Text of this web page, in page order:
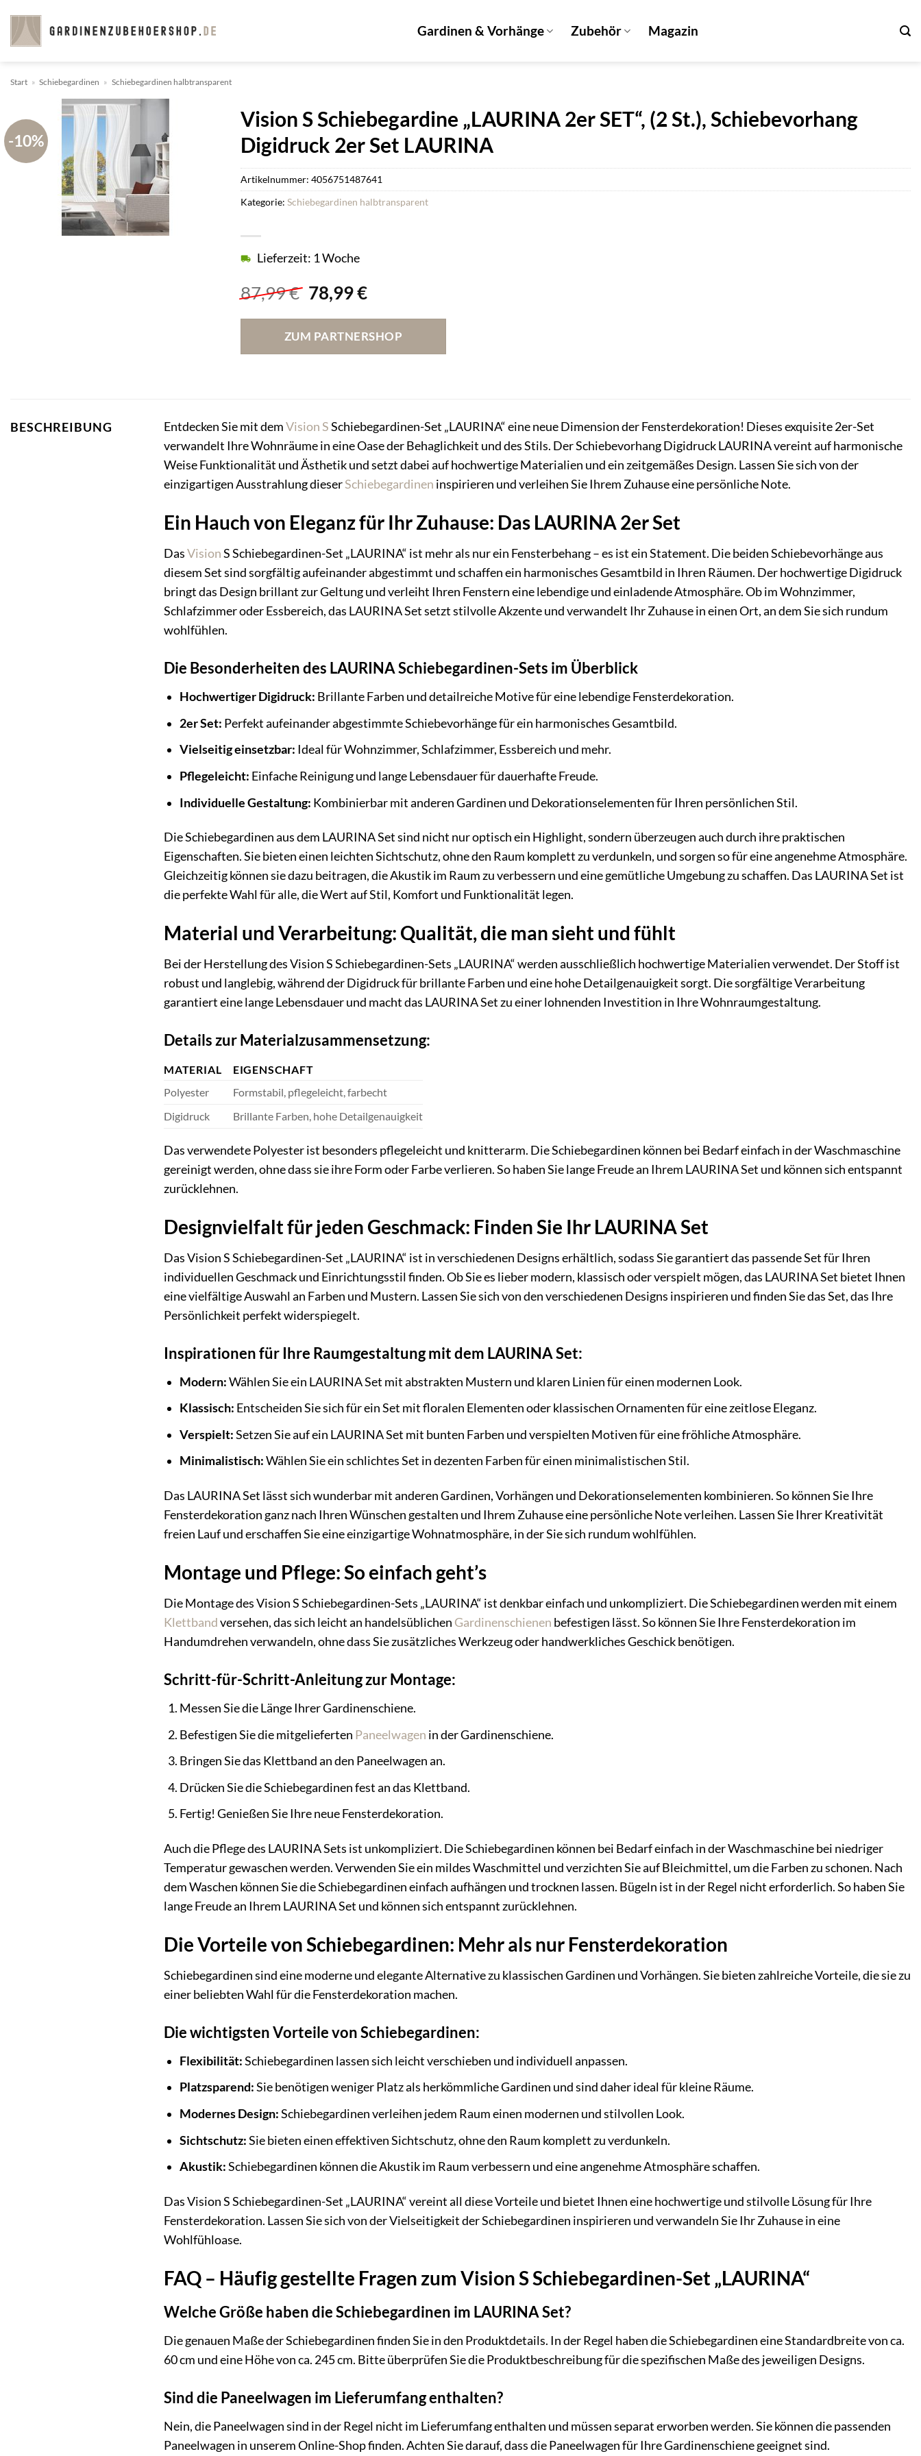
Inhalt
springen
Gardinen & Vorhänge Zubehör Magazin
Start » Schiebegardinen » Schiebegardinen halbtransparent
-10%
Vision S Schiebegardine „LAURINA 2er SET“, (2 St.), Schiebevorhang
Digidruck 2er Set LAURINA
87,99€ Ursprünglicher
Preis
war:
87,99 €
78,99€Aktueller
ist:
78,99 €.
Lieferzeit: 1 Woche
ZUM PARTNERSHOP
Artikelnummer: 4056751487641
Kategorie: Schiebegardinen halbtransparent
BESCHREIBUNG Entdecken Sie mit demVision SSchiebegardinen-Set „LAURINA“ eine neue Dimension der Fensterdekoration! Dieses exquisite 2er-Set
verwandelt Ihre Wohnräume in eine Oase der Behaglichkeit und des Stils. Der Schiebevorhang Digidruck LAURINA vereint auf harmonische
Weise Funktionalität und Ästhetik und setzt dabei auf hochwertige Materialien und ein zeitgemäßes Design. Lassen Sie sich von der
einzigartigen Ausstrahlung dieserSchiebegardinen inspirieren und verleihen Sie Ihrem Zuhause eine persönliche Note.
Ein Hauch von Eleganz für Ihr Zuhause: Das LAURINA 2er Set
DasVisionS Schiebegardinen-Set „LAURINA“ ist mehr als nur ein Fensterbehang – es ist ein Statement. Die beiden Schiebevorhänge aus
diesem Set sind sorgfältig aufeinander abgestimmt und schaffen ein harmonisches Gesamtbild in Ihren Räumen. Der hochwertige Digidruck
bringt das Design brillant zur Geltung und verleiht Ihren Fenstern eine lebendige und einladende Atmosphäre. Ob im Wohnzimmer,
Schlafzimmer oder Essbereich, das LAURINA Set setzt stilvolle Akzente und verwandelt Ihr Zuhause in einen Ort, an dem Sie sich rundum
wohlfühlen.
Die Besonderheiten des LAURINA Schiebegardinen-Sets im Überblick
Hochwertiger Digidruck: Brillante Farben und detailreiche Motive für eine lebendige Fensterdekoration.
2er Set: Perfekt aufeinander abgestimmte Schiebevorhänge für ein harmonisches Gesamtbild.
Vielseitig einsetzbar: Ideal für Wohnzimmer, Schlafzimmer, Essbereich und mehr.
Pflegeleicht: Einfache Reinigung und lange Lebensdauer für dauerhafte Freude.
Individuelle Gestaltung: Kombinierbar mit anderen Gardinen und Dekorationselementen für Ihren persönlichen Stil.
Die Schiebegardinen aus dem LAURINA Set sind nicht nur optisch ein Highlight, sondern überzeugen auch durch ihre praktischen
Eigenschaften. Sie bieten einen leichten Sichtschutz, ohne den Raum komplett zu verdunkeln, und sorgen so für eine angenehme Atmosphäre.
Gleichzeitig können sie dazu beitragen, die Akustik im Raum zu verbessern und eine gemütliche Umgebung zu schaffen. Das LAURINA Set ist
die perfekte Wahl für alle, die Wert auf Stil, Komfort und Funktionalität legen.
Material und Verarbeitung: Qualität, die man sieht und fühlt
Bei der Herstellung des Vision S Schiebegardinen-Sets „LAURINA“ werden ausschließlich hochwertige Materialien verwendet. Der Stoff ist
robust und langlebig, während der Digidruck für brillante Farben und eine hohe Detailgenauigkeit sorgt. Die sorgfältige Verarbeitung
garantiert eine lange Lebensdauer und macht das LAURINA Set zu einer lohnenden Investition in Ihre Wohnraumgestaltung.
Details zur Materialzusammensetzung:
MATERIAL
EIGENSCHAFT
Polyester
Formstabil, pflegeleicht, farbecht
Digidruck
Brillante Farben, hohe Detailgenauigkeit
Das verwendete Polyester ist besonders pflegeleicht und knitterarm. Die Schiebegardinen können bei Bedarf einfach in der Waschmaschine
gereinigt werden, ohne dass sie ihre Form oder Farbe verlieren. So haben Sie lange Freude an Ihrem LAURINA Set und können sich entspannt
zurücklehnen.
Designvielfalt für jeden Geschmack: Finden Sie Ihr LAURINA Set
Das Vision S Schiebegardinen-Set „LAURINA“ ist in verschiedenen Designs erhältlich, sodass Sie garantiert das passende Set für Ihren
individuellen Geschmack und Einrichtungsstil finden. Ob Sie es lieber modern, klassisch oder verspielt mögen, das LAURINA Set bietet Ihnen
eine vielfältige Auswahl an Farben und Mustern. Lassen Sie sich von den verschiedenen Designs inspirieren und finden Sie das Set, das Ihre
Persönlichkeit perfekt widerspiegelt.
Inspirationen für Ihre Raumgestaltung mit dem LAURINA Set:
Modern:Wählen Sie ein LAURINA Set mit abstrakten Mustern und klaren Linien für einen modernen Look.
Klassisch: Entscheiden Sie sich für ein Set mit floralen Elementen oder klassischen Ornamenten für eine zeitlose Eleganz.
Verspielt:Setzen Sie auf ein LAURINA Set mit bunten Farben und verspielten Motiven für eine fröhliche Atmosphäre.
Minimalistisch:Wählen Sie ein schlichtes Set in dezenten Farben für einen minimalistischen Stil.
Das LAURINA Set lässt sich wunderbar mit anderen Gardinen, Vorhängen und Dekorationselementen kombinieren. So können Sie Ihre
Fensterdekoration ganz nach Ihren Wünschen gestalten und Ihrem Zuhause eine persönliche Note verleihen. Lassen Sie Ihrer Kreativität
freien Lauf und erschaffen Sie eine einzigartige Wohnatmosphäre, in der Sie sich rundum wohlfühlen.
Montage und Pflege: So einfach geht’s
Die Montage des Vision S Schiebegardinen-Sets „LAURINA“ ist denkbar einfach und unkompliziert. Die Schiebegardinen werden mit einem
Klettbandversehen, das sich leicht an handelsüblichen Gardinenschienen befestigen lässt. So können Sie Ihre Fensterdekoration im
Handumdrehen verwandeln, ohne dass Sie zusätzliches Werkzeug oder handwerkliches Geschick benötigen.
Schritt-für-Schritt-Anleitung zur Montage:
Messen Sie die Länge Ihrer Gardinenschiene.
Befestigen Sie die mitgelieferten Paneelwagen in der Gardinenschiene.
Bringen Sie das Klettband an den Paneelwagen an.
Drücken Sie die Schiebegardinen fest an das Klettband.
Fertig! Genießen Sie Ihre neue Fensterdekoration.
Auch die Pflege des LAURINA Sets ist unkompliziert. Die Schiebegardinen können bei Bedarf einfach in der Waschmaschine bei niedriger
Temperatur gewaschen werden. Verwenden Sie ein mildes Waschmittel und verzichten Sie auf Bleichmittel, um die Farben zu schonen. Nach
dem Waschen können Sie die Schiebegardinen einfach aufhängen und trocknen lassen. Bügeln ist in der Regel nicht erforderlich. So haben Sie
lange Freude an Ihrem LAURINA Set und können sich entspannt zurücklehnen.
Die Vorteile von Schiebegardinen: Mehr als nur Fensterdekoration
Schiebegardinen sind eine moderne und elegante Alternative zu klassischen Gardinen und Vorhängen. Sie bieten zahlreiche Vorteile, die sie zu
einer beliebten Wahl für die Fensterdekoration machen.
Die wichtigsten Vorteile von Schiebegardinen:
Flexibilität:Schiebegardinen lassen sich leicht verschieben und individuell anpassen.
Platzsparend:Sie benötigen weniger Platz als herkömmliche Gardinen und sind daher ideal für kleine Räume.
Modernes Design:Schiebegardinen verleihen jedem Raum einen modernen und stilvollen Look.
Sichtschutz:Sie bieten einen effektiven Sichtschutz, ohne den Raum komplett zu verdunkeln.
Akustik:Schiebegardinen können die Akustik im Raum verbessern und eine angenehme Atmosphäre schaffen.
Das Vision S Schiebegardinen-Set „LAURINA“ vereint all diese Vorteile und bietet Ihnen eine hochwertige und stilvolle Lösung für Ihre
Fensterdekoration. Lassen Sie sich von der Vielseitigkeit der Schiebegardinen inspirieren und verwandeln Sie Ihr Zuhause in eine
Wohlfühloase.
FAQ – Häufig gestellte Fragen zum Vision S Schiebegardinen-Set „LAURINA“
Welche Größe haben die Schiebegardinen im LAURINA Set?
Die genauen Maße der Schiebegardinen finden Sie in den Produktdetails. In der Regel haben die Schiebegardinen eine Standardbreite von ca.
60 cm und eine Höhe von ca. 245 cm. Bitte überprüfen Sie die Produktbeschreibung für die spezifischen Maße des jeweiligen Designs.
Sind die Paneelwagen im Lieferumfang enthalten?
Nein, die Paneelwagen sind in der Regel nicht im Lieferumfang enthalten und müssen separat erworben werden. Sie können die passenden
Paneelwagen in unserem Online-Shop finden. Achten Sie darauf, dass die Paneelwagen für Ihre Gardinenschiene geeignet sind.